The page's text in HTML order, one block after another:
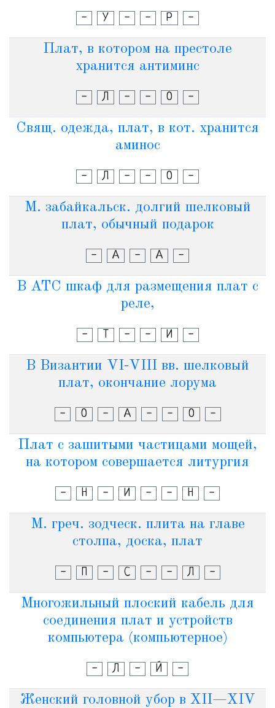
- У - - Р -
Плат, в котором на престоле
хранится антиминс
- Л - - О -
Свящ. одежда, плат, в кот. хранится
аминос
- Л - - О -
М. забайкальск. долгий шелковый
плат, обычный подарок
- А - А -
В АТС шкаф для размещения плат с
реле,
- Т - - И -
В Византии VI-VIII вв. шелковый
плат, окончание лорума
- О - А - - О -
Плат с зашитыми частицами мощей,
на котором совершается литургия
- Н - И - - Н -
М. греч. зодческ. плита на главе
столпа, доска, плат
- П - С - - Л -
Многожильный плоский кабель для
соединения плат и устройств
компьютера (компьютерное)
- Л - Й -
Женский головной убор в XII—XIV